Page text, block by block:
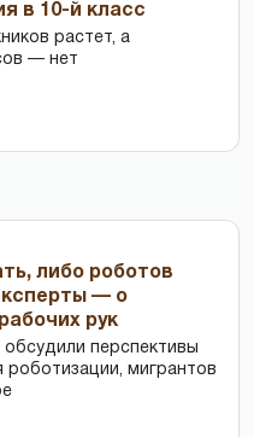
в 10-й класс
растет, а
— нет
либо роботов
— о
рук
перспективы
мигрантов